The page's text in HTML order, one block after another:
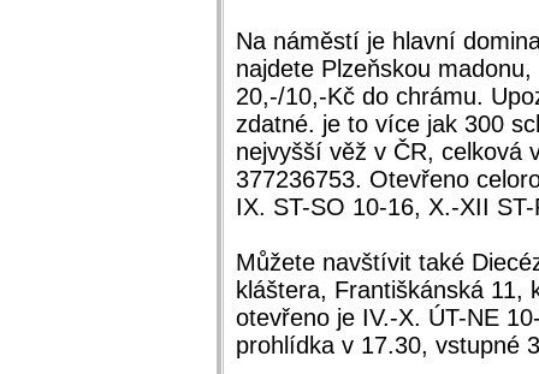
Na náměstí je hlavní
najdete Plzeňskou
20,-/10,-Kč do chrámu.
zdatné. je to více jak 300
nejvyšší věž v ČR, celková
377236753. Otevřeno
IX. ST-SO 10-16, X.-XII
Můžete navštívit také
kláštera, Františkánská 11,
otevřeno je IV.-X. ÚT-NE
prohlídka v 17.30, vstupné